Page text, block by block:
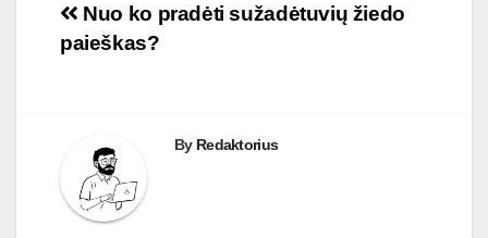
Navigacija
tarp
Nuo ko pradėti sužadėtuvių žiedo
paieškas?
By Redaktorius